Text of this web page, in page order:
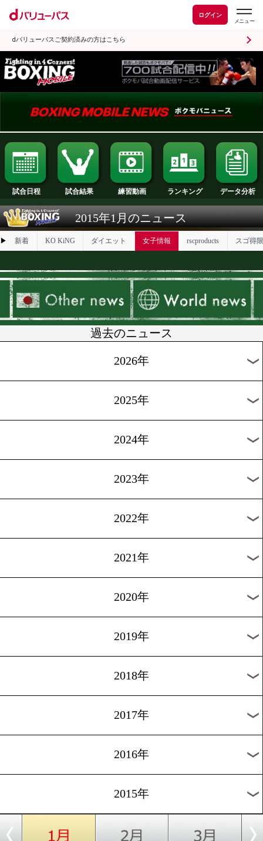
ログイン
dバリューパスご契約済みの方はこちら
試合日程 試合結果 練習動画 ランキング
新着 ダイエット
過去のニュース
2026年
2025年
2023年
2021年
2020年
2018年